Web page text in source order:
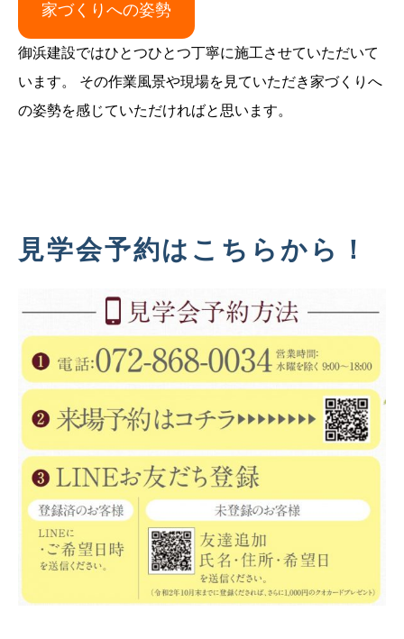
家づくりへの姿勢
御浜建設ではひとつひとつ丁寧に施工させていただいて
います。 その作業風景や現場を見ていただき家づくりへ
の姿勢を感じていただければと思います。
見学会予約はこちらから！